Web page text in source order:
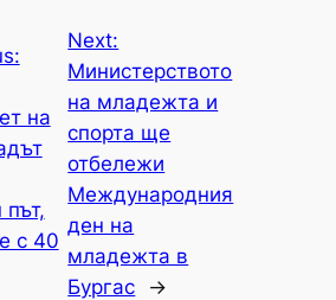
на
път,
с 40
Next:
Министерството
на младежта и
спорта ще
отбележи
Международния
ден на
младежта в
Бургас
→